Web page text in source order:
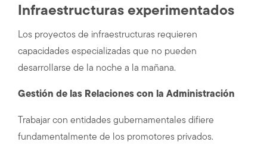
Infraestructuras experimentados
Los proyectos de infraestructuras requieren
capacidades especializadas que no pueden
desarrollarse de la noche a la mañana.
Gestión de las Relaciones con la Administración
Trabajar con entidades gubernamentales difiere
fundamentalmente de los promotores privados.